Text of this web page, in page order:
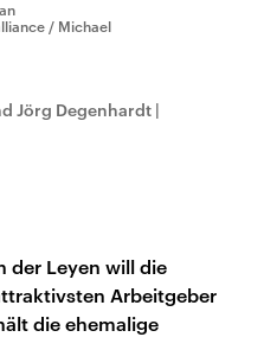
/ Michael
Jörg Degenhardt |
der Leyen will die
Arbeitgeber
die ehemalige